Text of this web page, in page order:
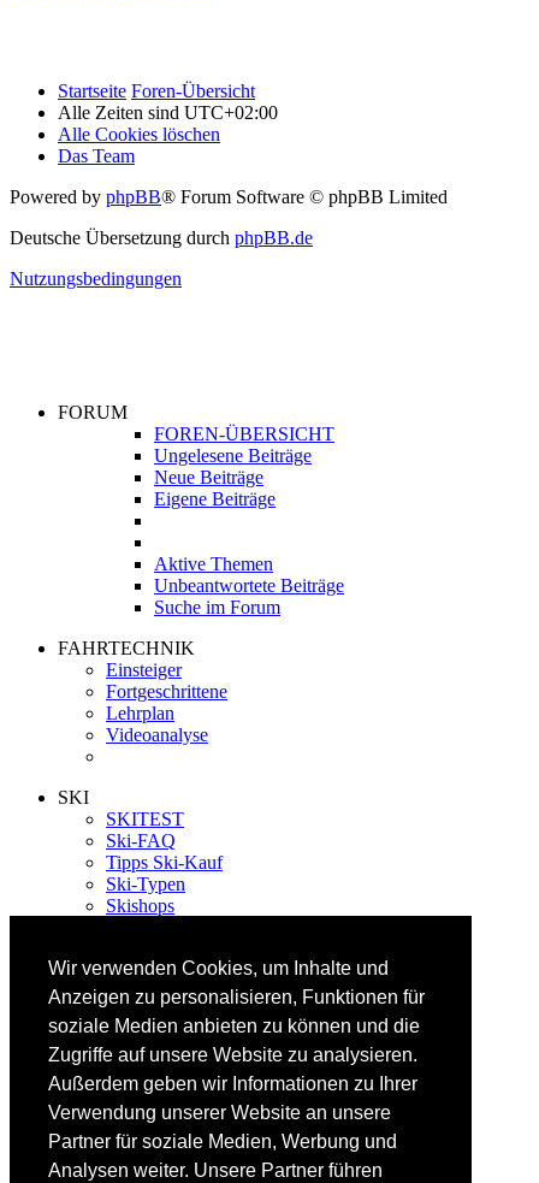
Wir verwenden Cookies, um Inhalte und
Anzeigen zu personalisieren, Funktionen für
soziale Medien anbieten zu können und die
Zugriffe auf unsere Website zu analysieren.
Außerdem geben wir Informationen zu Ihrer
Verwendung unserer Website an unsere
Partner für soziale Medien, Werbung und
Analysen weiter. Unsere Partner führen
Startseite Foren-Übersicht
Alle Zeiten sind UTC+02:00
Alle Cookies löschen
Das Team
Powered by phpBB® Forum Software © phpBB Limited
Deutsche Übersetzung durch phpBB.de
Nutzungsbedingungen
FORUM
FOREN-ÜBERSICHT
Ungelesene Beiträge
Neue Beiträge
Eigene Beiträge
Aktive Themen
Unbeantwortete Beiträge
Suche im Forum
FAHRTECHNIK
Einsteiger
Fortgeschrittene
Lehrplan
Videoanalyse
SKI
SKITEST
Ski-FAQ
Tipps Ski-Kauf
Ski-Typen
Skishops
Skibekleidung
Skischuhe
Bootfitting
Skihelme
Skiservice selbst
SONSTIGES
Skireisen & -hotels
Impressum / Datenschutz